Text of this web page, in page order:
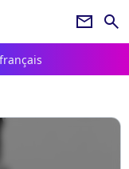
newsletter search